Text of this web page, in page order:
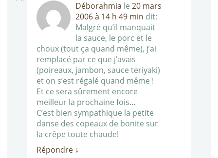
Déborahmia le 20 mars
2006 à 14 h 49 min dit:
Malgré qu’il manquait
la sauce, le porc et le
choux (tout ça quand même), j’ai
remplacé par ce que j’avais
(poireaux, jambon, sauce teriyaki)
et on s’est régalé quand même !
Et ce sera sûrement encore
meilleur la prochaine fois…
C’est bien sympathique la petite
danse des copeaux de bonite sur
la crêpe toute chaude!
Répondre ↓